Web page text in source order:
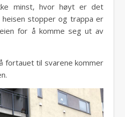
minst, hvor høyt er det
stopper og trappa er
for å komme seg ut av
fortauet til svarene kommer